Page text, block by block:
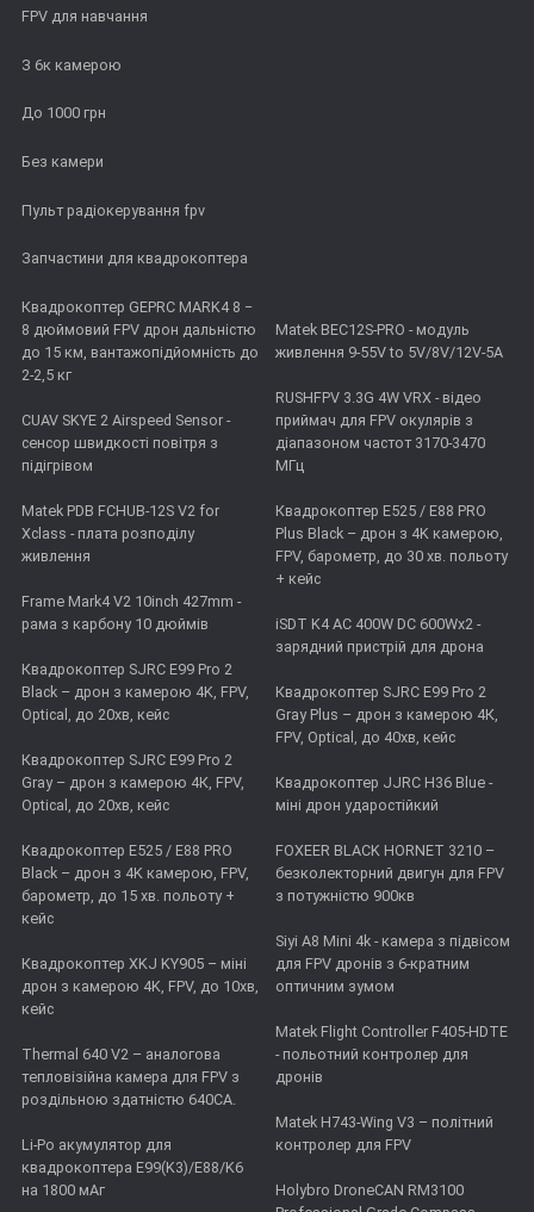
FPV для навчання
З 6к камерою
До 1000 грн
Без камери
Пульт радіокерування fpv
Запчастини для квадрокоптера
Квадрокоптер GEPRC MARK4 8 −
8 дюймовий FPV дрон дальністю
до 15 км, вантажопідйомність до
2-2,5 кг
CUAV SKYE 2 Airspeed Sensor -
сенсор швидкості повітря з
підігрівом
Matek PDB FCHUB-12S V2 for
Xclass - плата розподілу
живлення
Frame Mark4 V2 10inch 427mm -
рама з карбону 10 дюймів
Квадрокоптер SJRC E99 Pro 2
Black – дрон з камерою 4K, FPV,
Optical, до 20хв, кейс
Квадрокоптер SJRC E99 Pro 2
Gray – дрон з камерою 4К, FPV,
Optical, до 20хв, кейс
Квадрокоптер E525 / E88 PRO
Black – дрон з 4K камерою, FPV,
барометр, до 15 хв. польоту +
кейс
Квадрокоптер XKJ KY905 – міні
дрон з камерою 4K, FPV, до 10хв,
кейс
Thermal 640 V2 – аналогова
тепловізійна камера для FPV з
роздільною здатністю 640CA.
Li-Po акумулятор для
квадрокоптера E99(K3)/E88/K6
на 1800 мАг
Matek BEC12S-PRO - модуль
живлення 9-55V to 5V/8V/12V-5A
RUSHFPV 3.3G 4W VRX - відео
приймач для FPV окулярів з
діапазоном частот 3170-3470
МГц
Квадрокоптер E525 / E88 PRO
Plus Black – дрон з 4K камерою,
FPV, барометр, до 30 хв. польоту
+ кейс
iSDT K4 AC 400W DC 600Wx2 -
зарядний пристрій для дрона
Квадрокоптер SJRC E99 Pro 2
Gray Plus – дрон з камерою 4К,
FPV, Optical, до 40хв, кейс
Квадрокоптер JJRC H36 Blue -
міні дрон ударостійкий
FOXEER BLACK HORNET 3210 –
безколекторний двигун для FPV
з потужністю 900кв
Siyi A8 Mini 4k - камера з підвісом
для FPV дронів з 6-кратним
оптичним зумом
Matek Flight Controller F405-HDTE
- польотний контролер для
дронів
Matek H743-Wing V3 – політний
контролер для FPV
Holybro DroneCAN RM3100